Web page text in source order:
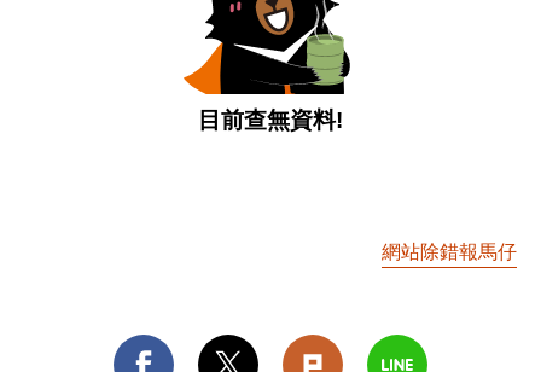
目前查無資料!
網站除錯報馬仔